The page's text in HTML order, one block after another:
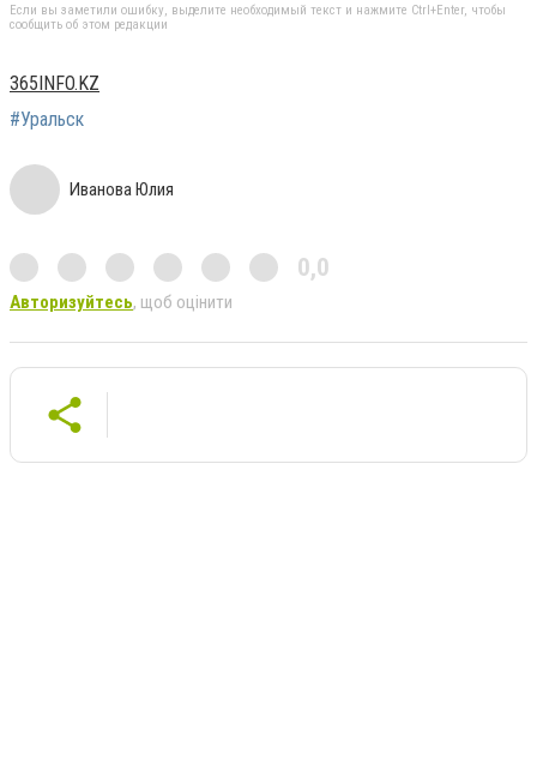
Если вы заметили ошибку, выделите необходимый текст и нажмите Ctrl+Enter, чтобы
сообщить об этом редакции
365INFO.KZ
#Уральск
Иванова Юлия
0,0
Авторизуйтесь, щоб оцінити